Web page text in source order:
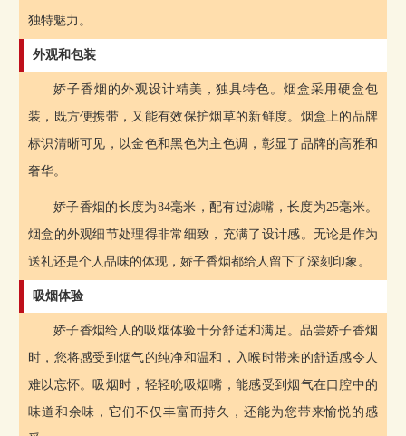
独特魅力。
外观和包装
娇子香烟的外观设计精美，独具特色。烟盒采用硬盒包
装，既方便携带，又能有效保护烟草的新鲜度。烟盒上的品牌
标识清晰可见，以金色和黑色为主色调，彰显了品牌的高雅和
奢华。
娇子香烟的长度为84毫米，配有过滤嘴，长度为25毫米。
烟盒的外观细节处理得非常细致，充满了设计感。无论是作为
送礼还是个人品味的体现，娇子香烟都给人留下了深刻印象。
吸烟体验
娇子香烟给人的吸烟体验十分舒适和满足。品尝娇子香烟
时，您将感受到烟气的纯净和温和，入喉时带来的舒适感令人
难以忘怀。吸烟时，轻轻吮吸烟嘴，能感受到烟气在口腔中的
味道和余味，它们不仅丰富而持久，还能为您带来愉悦的感